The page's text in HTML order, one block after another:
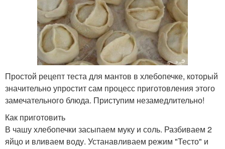
Простой рецепт теста для мантов в хлебопечке, который
значительно упростит сам процесс приготовления этого
замечательного блюда. Приступим незамедлительно!
Как приготовить
В чашу хлебопечки засыпаем муку и соль. Разбиваем 2
яйцо и вливаем воду. Устанавливаем режим "Тесто" и